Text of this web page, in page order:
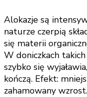
Alokazje są
naturze czerpią
się materii
W doniczkach
szybko się
kończą. Efekt:
zahamowany wzrost.